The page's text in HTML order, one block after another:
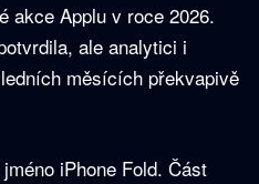
akce Applu v roce 2026.
ale analytici i
měsících překvapivě
iPhone Fold. Část